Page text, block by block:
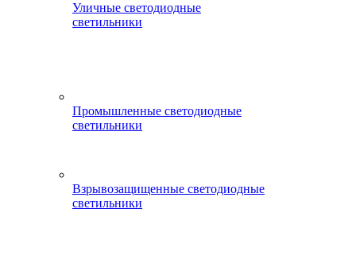
Уличные светодиодные
светильники
Промышленные светодиодные
светильники
Взрывозащищенные светодиодные
светильники